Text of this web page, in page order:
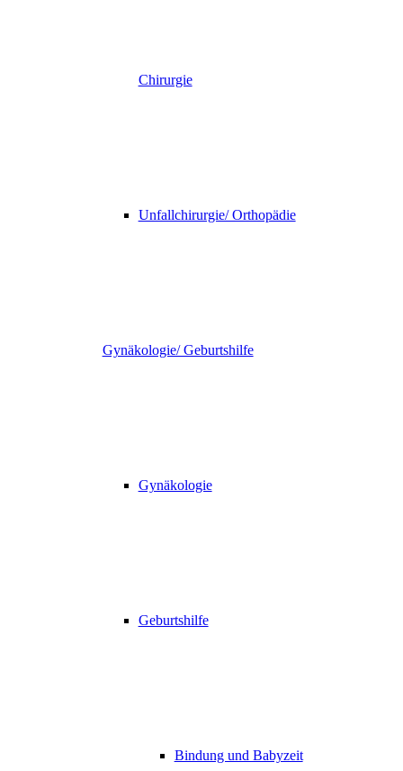
Chirurgie
Unfallchirurgie/ Orthopädie
Gynäkologie/ Geburtshilfe
Gynäkologie
Geburtshilfe
Bindung und Babyzeit